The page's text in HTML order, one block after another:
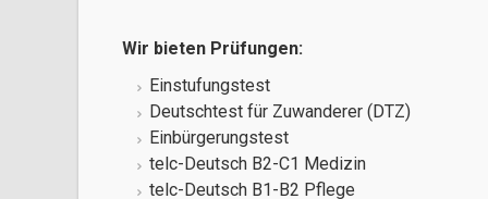
Wir bieten Prüfungen:
Einstufungstest
Deutschtest für Zuwanderer (DTZ)
Einbürgerungstest
telc-Deutsch B2-C1 Medizin
telc-Deutsch B1-B2 Pflege